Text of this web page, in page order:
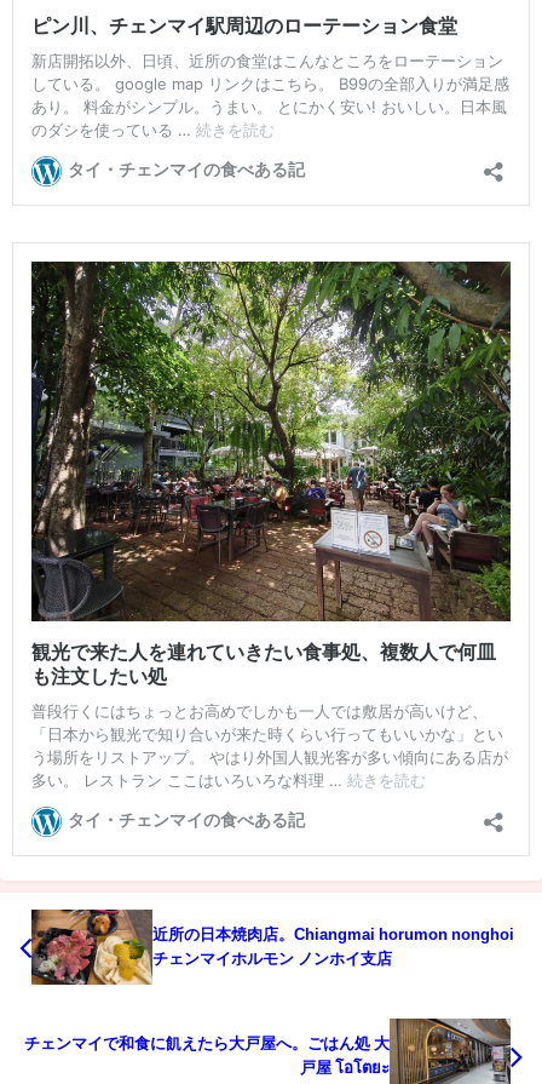
近所の日本焼肉店。Chiangmai horumon nonghoi
チェンマイホルモン ノンホイ支店
チェンマイで和食に飢えたら大戸屋へ。ごはん処 大
戸屋 โอโตยะ